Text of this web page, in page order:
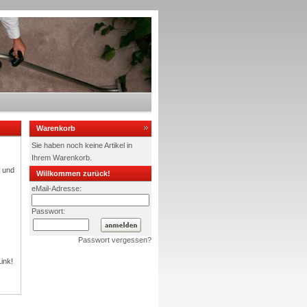
und
Warenkorb
Sie haben noch keine Artikel in
Ihrem Warenkorb.
Willkommen zurück!
eMail-Adresse:
Passwort:
Passwort vergessen?